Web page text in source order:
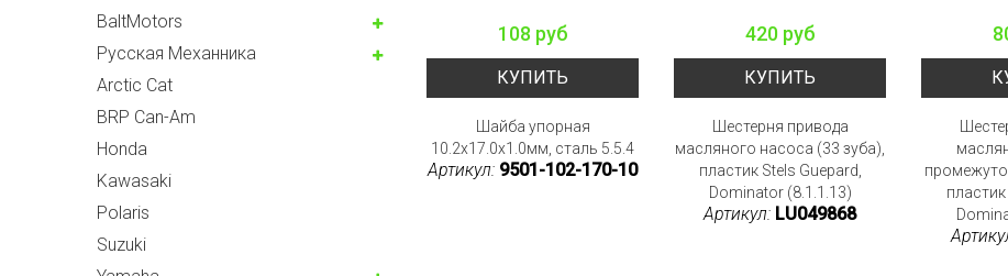
BaltMotors
Русская Механника
Arctic Cat
BRP Can-Am
Honda
Kawasaki
Polaris
Suzuki
108 руб
КУПИТЬ
Шайба упорная
10.2х17.0х1.0мм, сталь 5.5.4
Артикул: 9501-102-170-10
420 руб
КУПИТЬ
Шестерня привода
масляного насоса (33 зуба),
пластик Stels Guepard,
Dominator (8.1.1.13)
Артикул: LU049868
пластик